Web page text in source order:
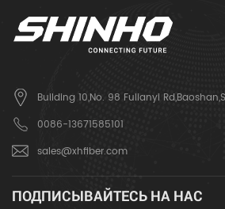
Building 10,No. 98 Fulianyi
0086-13671585101
sales@xhfiber.com
ПОДПИСЫВАЙТЕСЬ НА НАС